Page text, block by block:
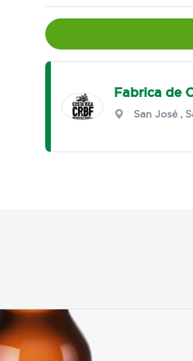
Fabrica de
San José,